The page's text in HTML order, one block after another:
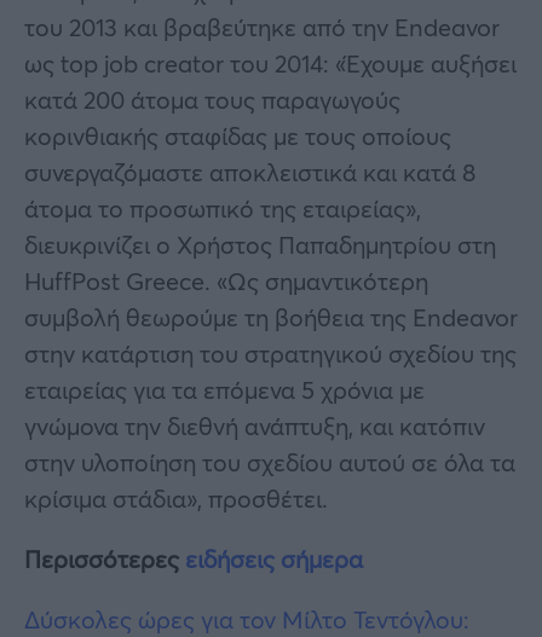
του 2013 και βραβεύτηκε από την Εndeavor
ως top job creator του 2014: «Έχουμε αυξήσει
κατά 200 άτομα τους παραγωγούς
κορινθιακής σταφίδας με τους οποίους
συνεργαζόμαστε αποκλειστικά και κατά 8
άτομα το προσωπικό της εταιρείας»,
διευκρινίζει ο Χρήστος Παπαδημητρίου στη
HuffPost Greece. «Ως σημαντικότερη
συμβολή θεωρούμε τη βοήθεια της Εndeavor
στην κατάρτιση του στρατηγικού σχεδίου της
εταιρείας για τα επόμενα 5 χρόνια με
γνώμονα την διεθνή ανάπτυξη, και κατόπιν
στην υλοποίηση του σχεδίου αυτού σε όλα τα
κρίσιμα στάδια», προσθέτει.
Περισσότερες ειδήσεις σήμερα
Δύσκολες ώρες για τον Μίλτο Τεντόγλου: